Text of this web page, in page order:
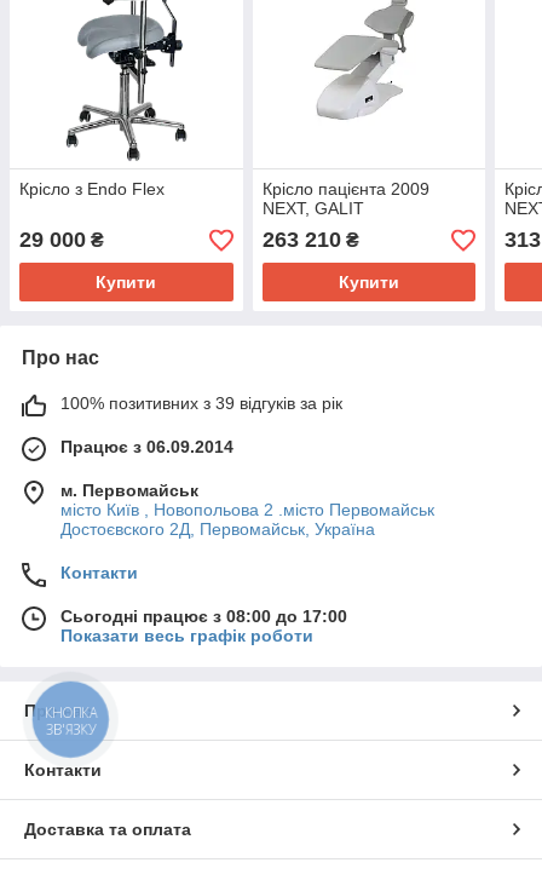
Крісло з Endo Flex
29 000 ₴
Купити
Крісло пацієнта 2009
NEXT, GALIT
263 210₴
Купити
Про нас
100% позитивних з 39 відгуків за рік
Працює з 06.09.2014
м. Первомайськ
місто Київ , Новопольова 2 .місто Первомайськ
Достоєвского 2Д, Первомайськ, Україна
Контакти
Сьогодні працює з 08:00 до 17:00
Показати весь графік роботи
Про нас
Контакти
Доставка та оплата
КНОПКА
ЗВ'ЯЗКУ